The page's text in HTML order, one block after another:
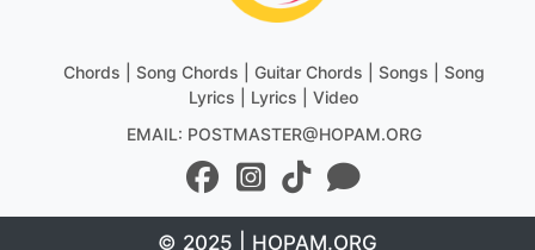
Chords | Song Chords | Guitar Chords | Songs | Song
Lyrics | Lyrics | Video
EMAIL: POSTMASTER@HOPAM.ORG
© 2025 | HOPAM.ORG